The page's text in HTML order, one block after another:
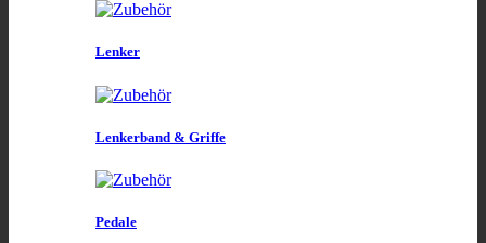
Lenker
Lenkerband & Griffe
Pedale